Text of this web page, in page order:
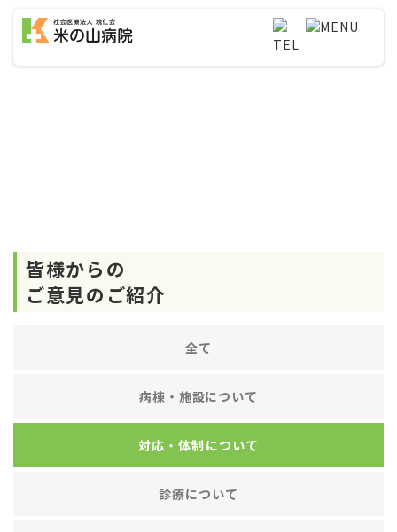
皆様からの
ご意見のご紹介
全て
病棟・施設について
対応・体制について
診療について